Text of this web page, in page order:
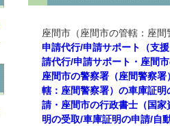
座間市（座間市の管轄：座間
申請代行/申請サポート（支
請代行/申請サポート・座間
座間市の警察署（座間警察
轄：座間警察署）の車庫証
請・座間市の行政書士（国
明の受取/車庫証明の申請/自